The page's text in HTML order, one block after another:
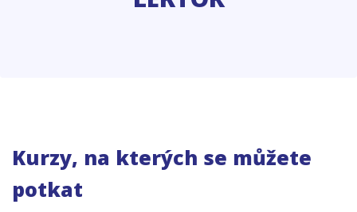
Kurzy, na kterých se můžete
potkat